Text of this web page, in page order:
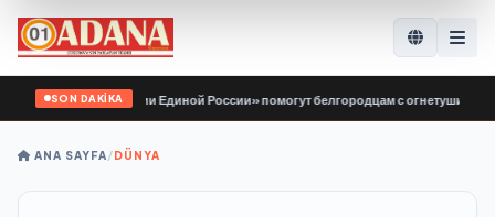
SON DAKİKA
«Молодой Гвардии Единой России» помогут белгородцам с огнетушителями
ANA SAYFA/DÜNYA